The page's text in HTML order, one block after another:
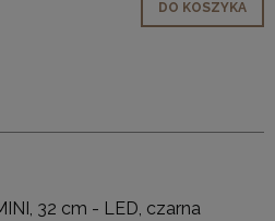
DO KOSZYKA
32 cm - LED, czarna